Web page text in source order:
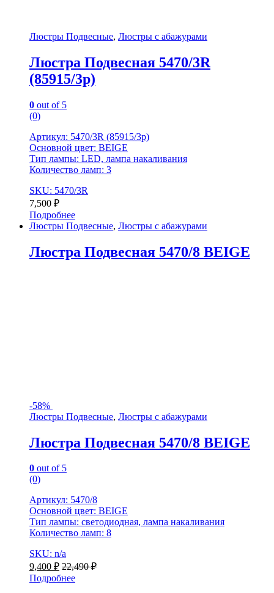
Люстры Подвесные, Люстры с абажурами
Люстра Подвесная 5470/3R
(85915/3p)
0 out of 5
(0)
Артикул: 5470/3R (85915/3p)
Основной цвет: BEIGE
Тип лампы: LED, лампа накаливания
Количество ламп: 3
SKU: 5470/3R
7,500 ₽
Подробнее
Люстры Подвесные, Люстры с абажурами
Люстра Подвесная 5470/8 BEIGE
-58%
Люстры Подвесные, Люстры с абажурами
Люстра Подвесная 5470/8 BEIGE
0 out of 5
(0)
Артикул: 5470/8
Основной цвет: BEIGE
Тип лампы: светодиодная, лампа накаливания
Количество ламп: 8
SKU: n/a
9,400 ₽ 22,490₽
Подробнее